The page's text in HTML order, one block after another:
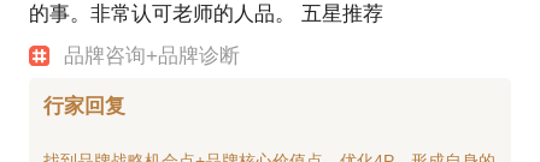
爱驰国际家居“夜总惠，一晚十万”，2018年7月28日收
获300万销售业绩。
特丽达双光LED灯，可用50年。新品概念创意自2013
的事。非常认可老师的人品。 五星推荐
品牌咨询+品牌诊断
行家回复